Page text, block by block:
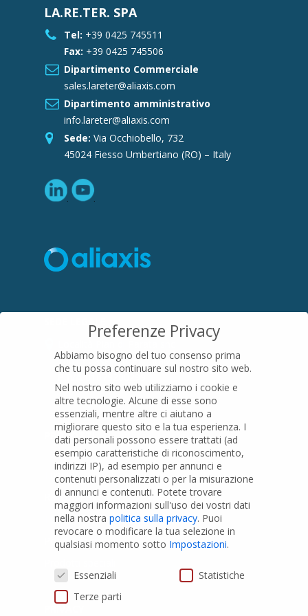
LA.RE.TER. SPA
Tel: +39 0425 745511
Fax: +39 0425 745506
Dipartimento Commerciale
sales.lareter@aliaxis.com
Dipartimento amministrativo
info.lareter@aliaxis.com
Sede: Via Occhiobello, 732
45024 Fiesso Umbertiano (RO) – Italy
16015 Casella (GE) – Italy
01079200299
PRODOTTI
Tubi PVC
Raccordi PVC
Tubi e Raccordi in PVC-A
Pozzi Artesiani
Preferenze Privacy
Abbiamo bisogno del tuo consenso prima
che tu possa continuare sul nostro sito web.
Nel nostro sito web utilizziamo i cookie e
altre tecnologie. Alcune di esse sono
essenziali, mentre altre ci aiutano a
migliorare questo sito e la tua esperienza. I
dati personali possono essere trattati (ad
esempio caratteristiche di riconoscimento,
indirizzi IP), ad esempio per annunci e
contenuti personalizzati o per la misurazione
di annunci e contenuti. Potete trovare
maggiori informazioni sull'uso dei vostri dati
nella nostra politica sulla privacy. Puoi
revocare o modificare la tua selezione in
qualsiasi momento sotto Impostazioni.
Preferenze Privacy
Essenziali
Statistiche
Terze parti